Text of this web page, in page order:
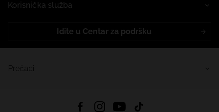
Korisnička služba
Idite u Centar za podršku